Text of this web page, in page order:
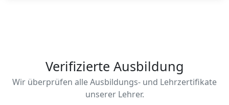
Verifizierte Ausbildung
Wir überprüfen alle Ausbildungs- und Lehrzertifikate
unserer Lehrer.